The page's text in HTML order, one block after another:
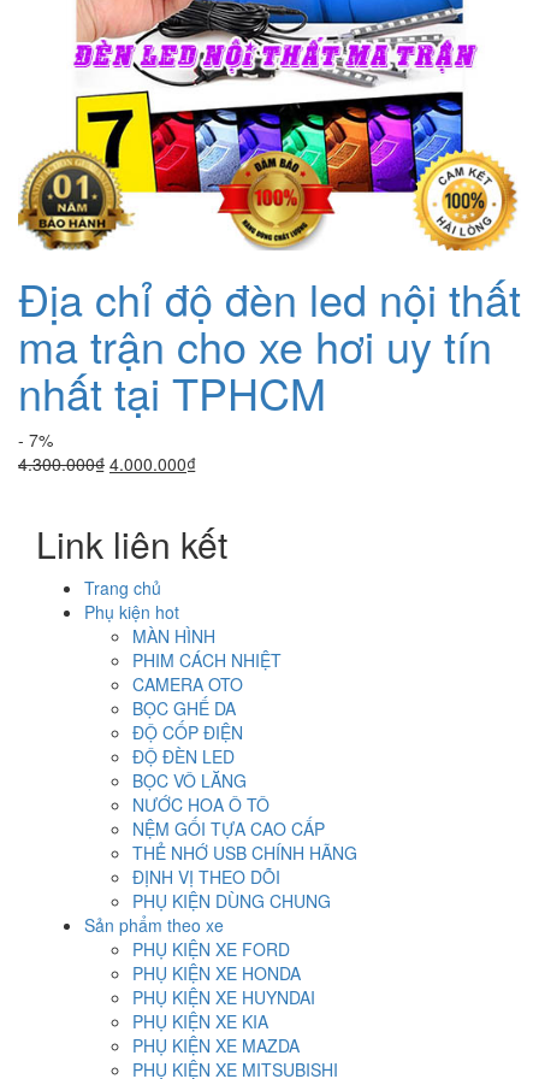
Địa chỉ độ đèn led nội thất
ma trận cho xe hơi uy tín
nhất tại TPHCM
- 7%
4.300.000₫ Giá
4.300.000₫.
4.000.000₫Giá
là:
4.000.000₫.
Link liên kết
Trang chủ
Phụ kiện hot
MÀN HÌNH
PHIM CÁCH NHIỆT
CAMERA OTO
BỌC GHẾ DA
ĐỘ CỐP ĐIỆN
ĐỘ ĐÈN LED
BỌC VÔ LĂNG
NƯỚC HOA Ô TÔ
NỆM GỐI TỰA CAO CẤP
THẺ NHỚ USB CHÍNH HÃNG
ĐỊNH VỊ THEO DÕI
PHỤ KIỆN DÙNG CHUNG
Sản phẩm theo xe
PHỤ KIỆN XE FORD
PHỤ KIỆN XE HONDA
PHỤ KIỆN XE HUYNDAI
PHỤ KIỆN XE KIA
PHỤ KIỆN XE MAZDA
PHỤ KIỆN XE MITSUBISHI